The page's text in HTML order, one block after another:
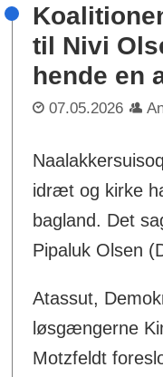
til Nivi
hende en
07.05.2026
idræt og kirke
bagland. Det
Pipaluk Olsen
Atassut,
løsgængerne
Motzfeldt